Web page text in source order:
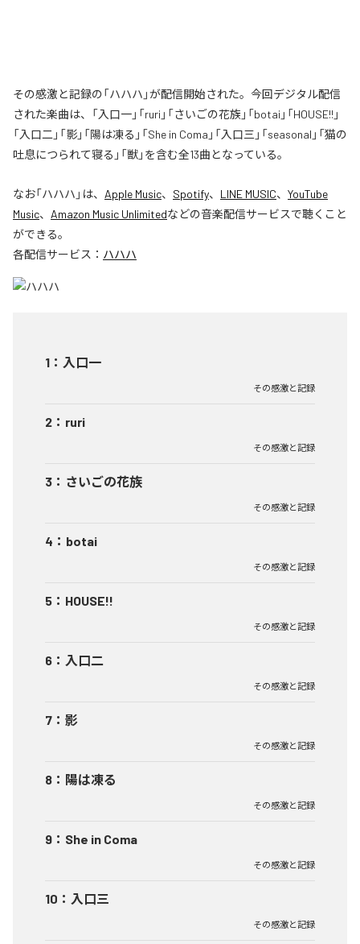
その感激と記録の「ハハハ」が配信開始された。今回デジタル配信
された楽曲は、「入口一」「ruri」「さいごの花族」「botai」「HOUSE!!」
「入口二」「影」「陽は凍る」「She in Coma」「入口三」「seasonal」「猫の
吐息につられて寝る」「獣」を含む全13曲となっている。
なお「ハハハ 」は、 Apple Music、 Spotify、 LINE MUSIC、 YouTube
Music、 Amazon Music Unlimitedなどの音楽配信サービスで聴くこと
ができる。
各配信サービス： ハハハ
1 ： 入口一
その感激と記録
2 ： ruri
その感激と記録
3 ： さいごの花族
その感激と記録
4 ： botai
その感激と記録
5 ： HOUSE!!
その感激と記録
6 ： 入口二
その感激と記録
7 ： 影
その感激と記録
8 ： 陽は凍る
その感激と記録
9 ： She in Coma
その感激と記録
10 ： 入口三
その感激と記録